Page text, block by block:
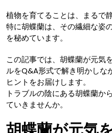
植物を育てることは、まるで
特に胡蝶蘭は、その繊細な姿
を秘めています。
この記事では、胡蝶蘭が元気
ルをQ&A形式で解き明かしな
ヒントをお届けします。
トラブルの陰にある胡蝶蘭か
ていきませんか。